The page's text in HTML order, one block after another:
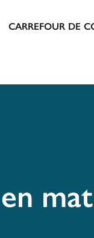
CARREFOUR DE